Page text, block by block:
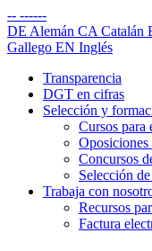
-- ------
DE Alemán CA Catalán
Gallego EN Inglés
Transparencia
DGT en cifras
Selección y
Cursos para
Oposiciones
Concursos
Selección
Trabaja con
Recursos
Factura